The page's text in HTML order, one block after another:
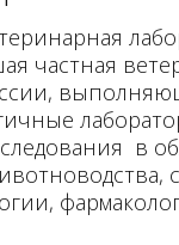
частная
в